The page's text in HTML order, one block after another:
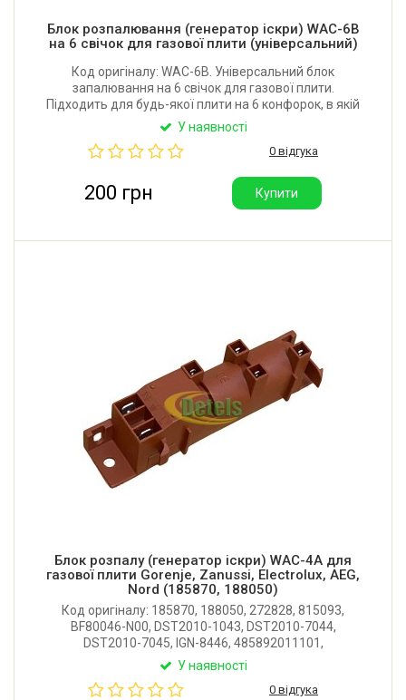
Блок розпалювання (генератор іскри) WAC-6B
на 6 свічок для газової плити (універсальний)
Код оригіналу: WAC-6B. Універсальний блок
запалювання на 6 свічок для газової плити.
Підходить для будь-якої плити на 6 конфорок, в якій
генератор іскри кріпиться на шурупах. Виробник:
У наявності
0 відгука
200 грн Купити
Блок розпалу (генератор іскри) WAC-4A для
газової плити Gorenje, Zanussi, Electrolux, AEG,
Nord (185870, 188050)
Код оригіналу: 185870, 188050, 272828, 815093,
BF80046-N00, DST2010-1043, DST2010-7044,
DST2010-7045, IGN-8446, 485892011101,
427692000005. Неоригинальный блок поджига на 4
AEG, Privileg , Nord. Виробник: Китай.
У наявності
0 відгука